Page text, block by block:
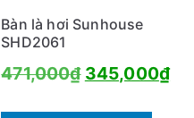
Bàn là hơi Sunhouse
SHD2061
471,000₫ Giá
345,000₫